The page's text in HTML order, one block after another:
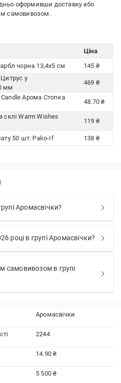
оформивши доставку або
самовивозом.
Ціна
чорна 13,4x5 см
145 ₴
у
мм
469 ₴
Арома Стопка
48.70 ₴
склі Warm Wishes
119 ₴
50 шт. Pako-If 138 ₴
Аромасвічки?
році в групі Аромасвічки?
самовивозом в групі
Аромасвічки
2244
14.90 ₴
5 500 ₴